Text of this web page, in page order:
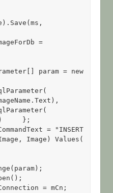
)     };
Image) Values(